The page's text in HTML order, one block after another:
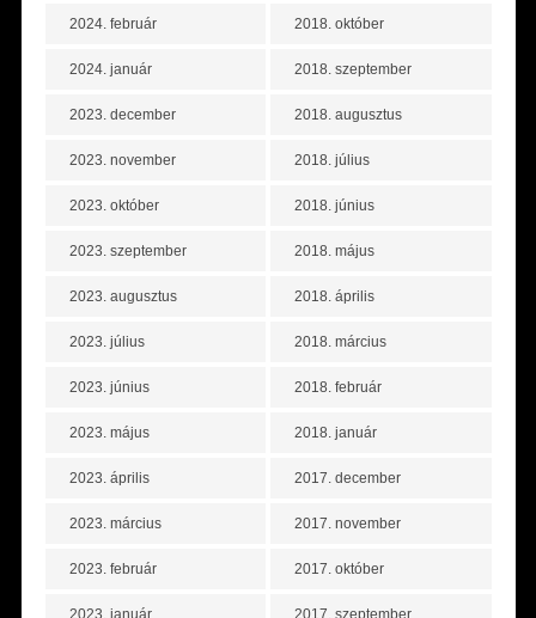
2024. február
2024. január
2023. december
2023. november
2023. október
2023. szeptember
2023. augusztus
2023. július
2023. június
2023. május
2023. április
2023. március
2023. február
2018. október
2018. szeptember
2018. augusztus
2018. július
2018. június
2018. május
2018. április
2018. március
2018. február
2018. január
2017. december
2017. november
2017. október